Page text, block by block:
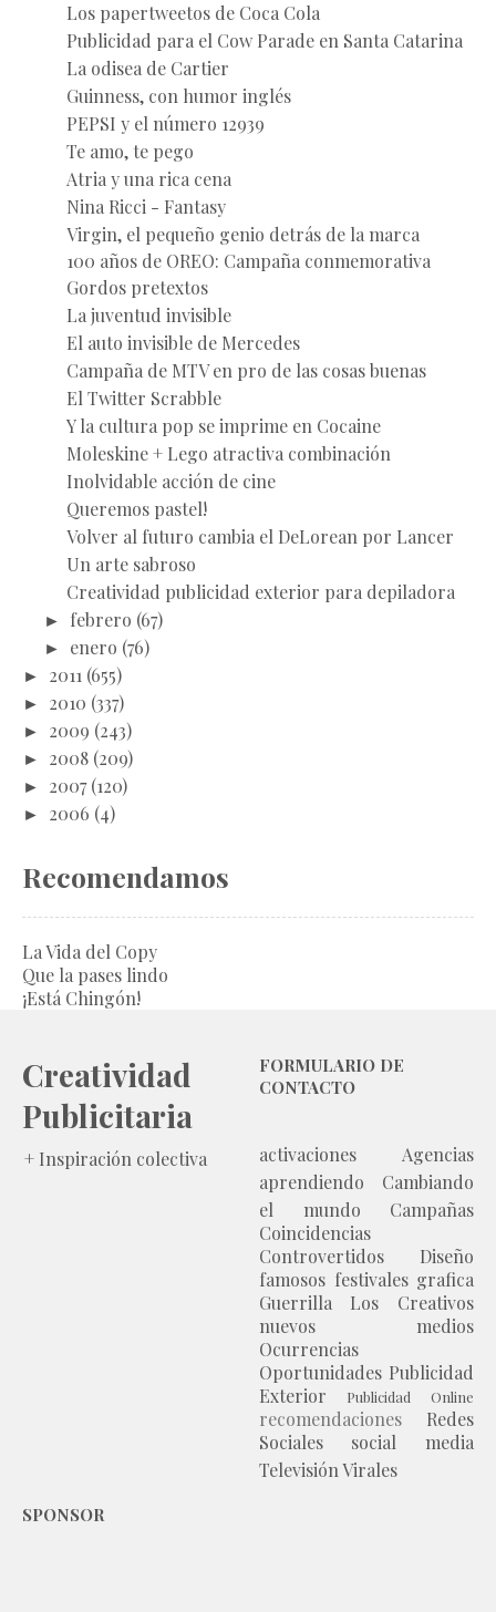
Los papertweetos de Coca Cola
Publicidad para el Cow Parade en Santa Catarina
La odisea de Cartier
Guinness, con humor inglés
PEPSI y el número 12939
Te amo, te pego
Atria y una rica cena
Nina Ricci - Fantasy
Virgin, el pequeño genio detrás de la marca
100 años de OREO: Campaña conmemorativa
Gordos pretextos
La juventud invisible
El auto invisible de Mercedes
Campaña de MTV en pro de las cosas buenas
El Twitter Scrabble
Y la cultura pop se imprime en Cocaine
Moleskine + Lego atractiva combinación
Inolvidable acción de cine
Queremos pastel!
Volver al futuro cambia el DeLorean por Lancer
Un arte sabroso
Creatividad publicidad exterior para depiladora
► febrero (67)
► enero (76)
► 2011 (655)
► 2010 (337)
► 2009 (243)
► 2008 (209)
► 2007 (120)
► 2006 (4)
Recomendamos
La Vida del Copy
Que la pases lindo
¡Está Chingón!
Creatividad
Publicitaria
+ Inspiración colectiva
FORMULARIO DE
CONTACTO
activaciones
Agencias
aprendiendo
Cambiando
el mundo
Campañas
Coincidencias
Controvertidos
Diseño
famosos festivales grafica
Guerrilla
Los Creativos
nuevos medios
Ocurrencias
Oportunidades Publicidad
Exterior
Publicidad Online
recomendaciones
Redes
Sociales
social media
TelevisiónVirales
SPONSOR